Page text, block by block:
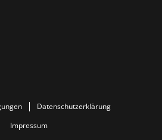
Datenschutzerklärung
Impressum